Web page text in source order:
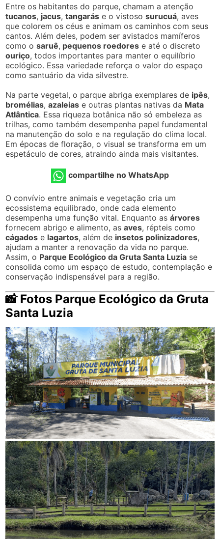
Entre os habitantes do parque, chamam a atenção
tucanos, jacus,tangarás e o vistososurucuá, aves
que colorem os céus e animam os caminhos com seus
cantos. Além deles, podem ser avistados mamíferos
como osaruê, pequenos roedores e até o discreto
ouriço, todos importantes para manter o equilíbrio
ecológico. Essa variedade reforça o valor do espaço
como santuário da vida silvestre.
Na parte vegetal, o parque abriga exemplares de ipês,
bromélias,azaleias e outras plantas nativas da Mata
Atlântica. Essa riqueza botânica não só embeleza as
trilhas, como também desempenha papel fundamental
na manutenção do solo e na regulação do clima local.
Em épocas de floração, o visual se transforma em um
espetáculo de cores, atraindo ainda mais visitantes.
compartilhe no WhatsApp
O convívio entre animais e vegetação cria um
ecossistema equilibrado, onde cada elemento
desempenha uma função vital. Enquanto asárvores
fornecem abrigo e alimento, asaves, répteis como
cágados e lagartos, além de insetos polinizadores,
ajudam a manter a renovação da vida no parque.
Assim, o Parque Ecológico da Gruta Santa Luzia se
consolida como um espaço de estudo, contemplação e
conservação indispensável para a região.
📸 Fotos Parque Ecológico da Gruta
Santa Luzia